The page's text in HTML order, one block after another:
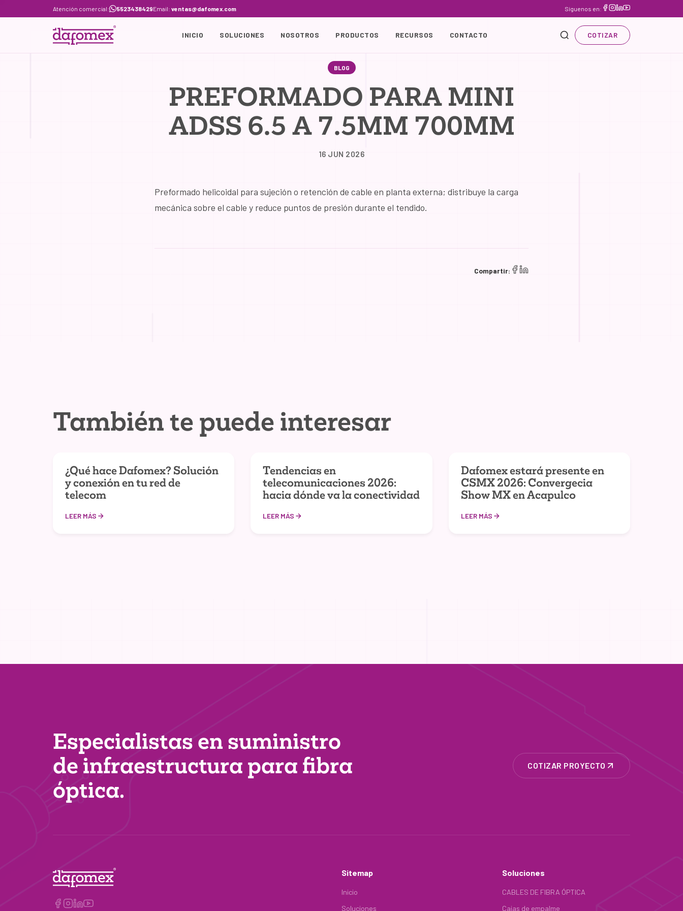
to
Atención comercial: 5523438429Email: ventas@dafomex.com Síguenos en:
INICIO SOLUCIONES NOSOTROS PRODUCTOS RECURSOS CONTACTO COTIZAR
BLOG
PREFORMADO PARA MINI
ADSS 6.5 A 7.5MM 700MM
16 JUN 2026
Preformado helicoidal para sujeción o retención de cable en planta externa; distribuye la carga
mecánica sobre el cable y reduce puntos de presión durante el tendido.
Compartir:
También te puede interesar
¿Qué hace Dafomex? Solución
y conexión en tu red de
telecom
LEER MÁS
Tendencias en
telecomunicaciones 2026:
hacia dónde va la conectividad
LEER MÁS
Dafomex estará presente en
CSMX 2026: Convergecia
Show MX en Acapulco
LEER MÁS
Especialistas en suministro
de infraestructura para fibra
óptica.
COTIZAR PROYECTO
Sitemap
Inicio
Soluciones
Soluciones
CABLES DE FIBRA ÓPTICA
Cajas de empalme